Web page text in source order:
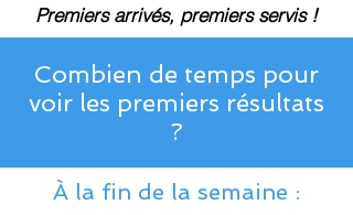
Premiers arrivés, premiers servis !
Combien de temps pour
voir les premiers résultats
?
À la fin de la semaine :